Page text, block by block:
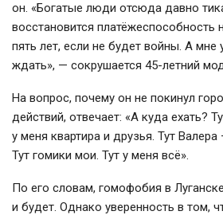
он. «Богатые люди отсюда давно
восстановится платёжеспособность
пять лет, если не будет войны. А мне
ждать», — сокрушается 45-летний
На вопрос, почему он не покинул
действий, отвечает: «А куда ехать?
у меня квартира и друзья. Тут
Тут гомики мои. Тут у меня всё».
По его словам, гомофобия в
и будет. Однако уверенность в том,